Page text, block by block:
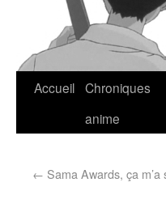
Accueil Chroniques
anime
← Sama Awards, ça m’a